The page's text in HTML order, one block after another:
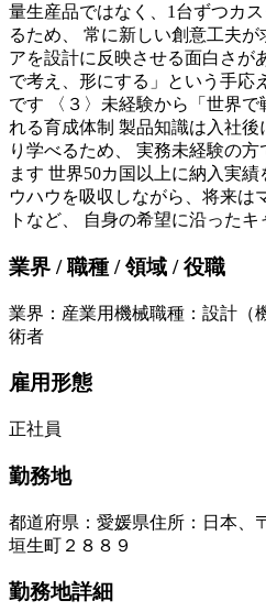
量生産品ではなく、1台ずつカ
るため、 常に新しい創意工夫
アを設計に反映させる面白さが
で考え、形にする」という手応
です 〈３〉未経験から「世界
れる育成体制 製品知識は入社後
り学べるため、 実務未経験の
ます 世界50カ国以上に納入実
ウハウを吸収しながら、将来は
トなど、 自身の希望に沿った
業界 / 職種 / 領域 / 役職
業界 ： 産業用機械職種 ： 設計（
術者
雇用形態
正社員
勤務地
都道府県 ： 愛媛県住所 ： 日本、
垣生町２８８９
勤務地詳細